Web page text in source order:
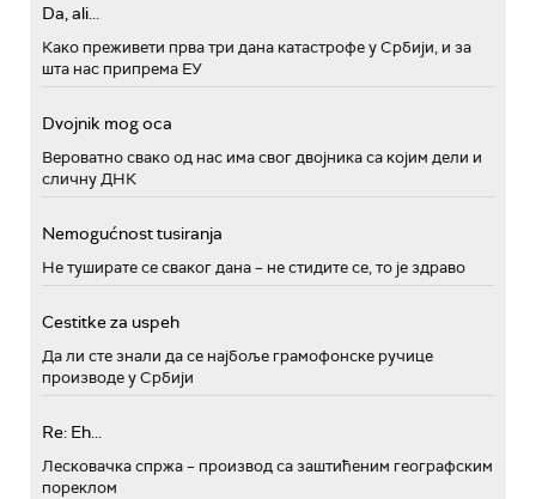
Da, ali...
Како преживети прва три дана катастрофе у Србији, и за
шта нас припрема ЕУ
Dvojnik mog oca
Вероватно свако од нас има свог двојника са којим дели и
сличну ДНК
Nemogućnost tusiranja
Не туширате се сваког дана – не стидите се, то је здраво
Cestitke za uspeh
Да ли сте знали да се најбоље грамофонске ручице
производе у Србији
Re: Eh...
Лесковачка спржа – производ са заштићеним географским
пореклом